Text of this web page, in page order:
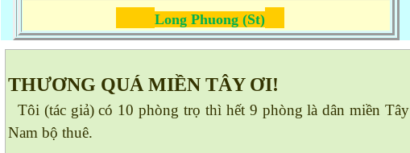
Long Phuong (St)
THƯƠNG QUÁ MIỀN TÂY ƠI!
Tôi (tác giả) có 10 phòng trọ thì hết 9 phòng là dân miền Tây
Nam bộ thuê.